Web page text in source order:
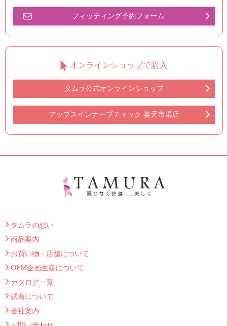
フィッティング予約フォーム
オンラインショップで購入
タムラ公式オンラインショップ
アップスインナーブティック 楽天市場店
タムラの想い
商品案内
お買い物・店舗について
OEM企画生産について
カタログ一覧
試着について
会社案内